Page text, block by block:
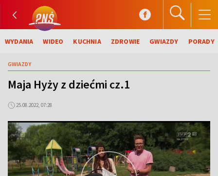
WYDANIA WIDEO KUCHNIA ZDROWIE GWIAZDY PORADY
GWIAZDY
Maja Hyży z dziećmi cz.1
25.08.2022, 07:28